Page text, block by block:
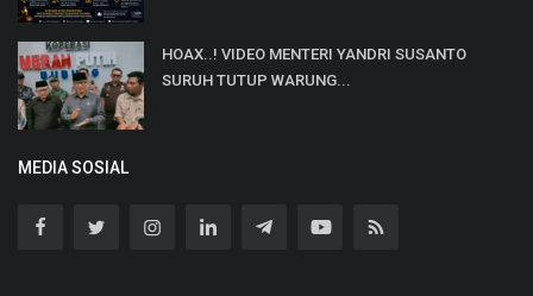
HOAX..! VIDEO MENTERI YANDRI SUSANTO
SURUH TUTUP WARUNG...
MEDIA SOSIAL